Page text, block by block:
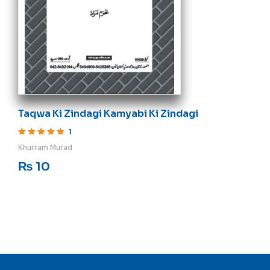
Taqwa Ki Zindagi Kamyabi Ki Zindagi
1
Khurram Murad
₨ 10